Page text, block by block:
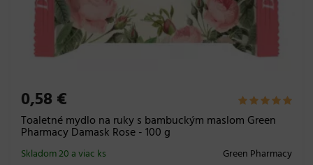
0,58 €
Toaletné mydlo na ruky s bambuckým maslom Green
Pharmacy Damask Rose - 100 g
Green Pharmacy
Skladom 20 a viac ks